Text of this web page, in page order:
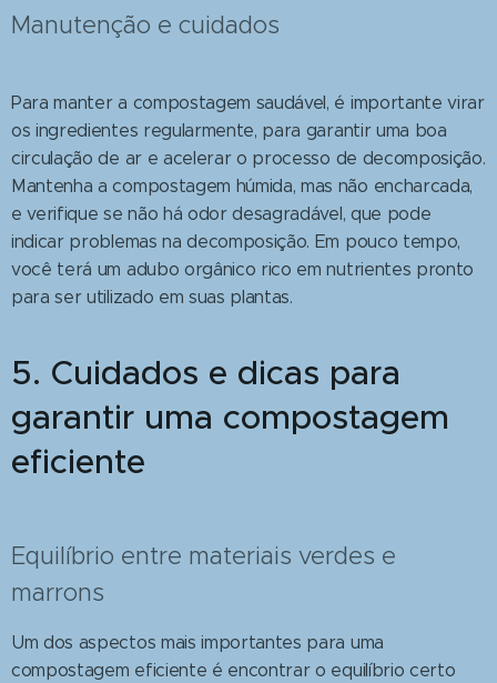
Manutenção e cuidados
Para manter a compostagem saudável, é importante virar
os ingredientes regularmente, para garantir uma boa
circulação de ar e acelerar o processo de decomposição.
Mantenha a compostagem húmida, mas não encharcada,
e verifique se não há odor desagradável, que pode
indicar problemas na decomposição. Em pouco tempo,
você terá um adubo orgânico rico em nutrientes pronto
para ser utilizado em suas plantas.
5. Cuidados e dicas para
garantir uma compostagem
eficiente
Equilíbrio entre materiais verdes e
marrons
Um dos aspectos mais importantes para uma
compostagem eficiente é encontrar o equilíbrio certo